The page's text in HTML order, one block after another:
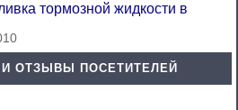
тормозной жидкости в
ОТЗЫВЫ ПОСЕТИТЕЛЕЙ